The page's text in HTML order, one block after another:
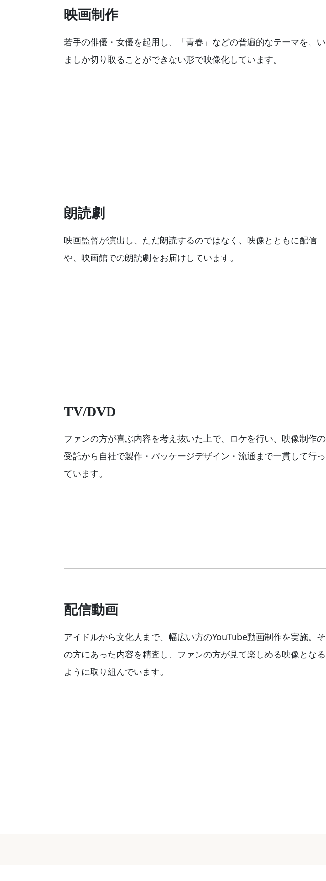
映画制作
若手の俳優・女優を起用し、「青春」などの普遍的なテーマを、い
ましか切り取ることができない形で映像化しています。
朗読劇
映画監督が演出し、ただ朗読するのではなく、映像とともに配信
や、映画館での朗読劇をお届けしています。
TV/DVD
ファンの方が喜ぶ内容を考え抜いた上で、ロケを行い、映像制作の
受託から自社で製作・パッケージデザイン・流通まで一貫して行っ
ています。
配信動画
アイドルから文化人まで、幅広い方のYouTube動画制作を実施。そ
の方にあった内容を精査し、ファンの方が見て楽しめる映像となる
ように取り組んでいます。